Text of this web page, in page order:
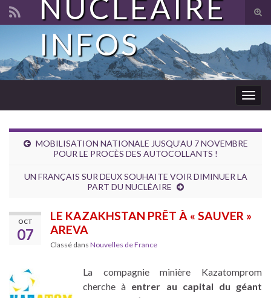
Search for:
NUCLÉAIRE
INFOS
MOBILISATION NATIONALE JUSQU’AU 7 NOVEMBRE
POUR LE PROCÈS DES AUTOCOLLANTS !
UN FRANÇAIS SUR DEUX SOUHAITE VOIR DIMINUER LA
PART DU NUCLÉAIRE
OCT
07
LE KAZAKHSTAN PRÊT À « SAUVER »
AREVA
Classé dans Nouvelles de France
La compagnie minière Kazatomprom
cherche à entrer au capital du géant